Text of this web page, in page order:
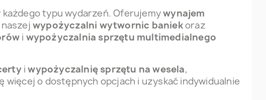
typu wydarzeń. Oferujemywynajem
naszejwypożyczalni wytwornic baniekoraz
i wypożyczalnia sprzętu multimedialnego
iwypożyczalnię sprzętu na wesela,
więcej o dostępnych opcjach i uzyskać indywidualnie